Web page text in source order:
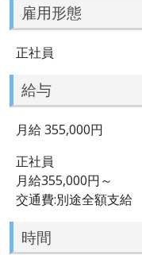
雇用形態
正社員
給与
月給 355,000円
正社員
月給355,000円～
交通費:別途全額支給
時間